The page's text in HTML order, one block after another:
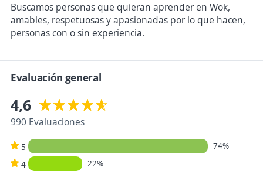
Buscamos personas que quieran aprender en Wok,
amables, respetuosas y apasionadas por lo que hacen,
personas con o sin experiencia.
Evaluación general
4,6
990 Evaluaciones
5
74%
4
22%